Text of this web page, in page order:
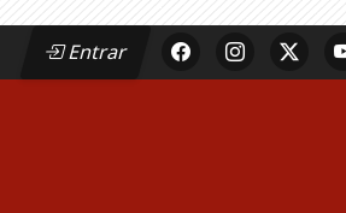
Entrar